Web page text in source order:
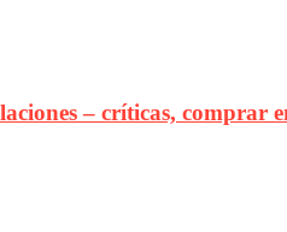
– críticas, comprar